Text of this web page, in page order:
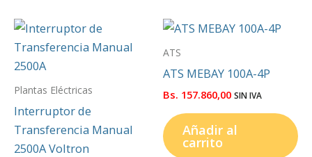
Plantas Eléctricas
Interruptor de
Transferencia Manual
2500A Voltron
ATS
ATS MEBAY 100A-4P
Bs. 157.860,00 SIN IVA
Añadir al
carrito